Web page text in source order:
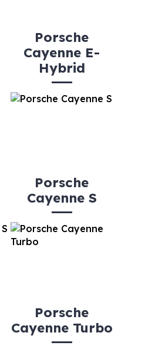
Porsche
Cayenne E-
Hybrid
Porsche
Cayenne S
Porsche
Cayenne Turbo